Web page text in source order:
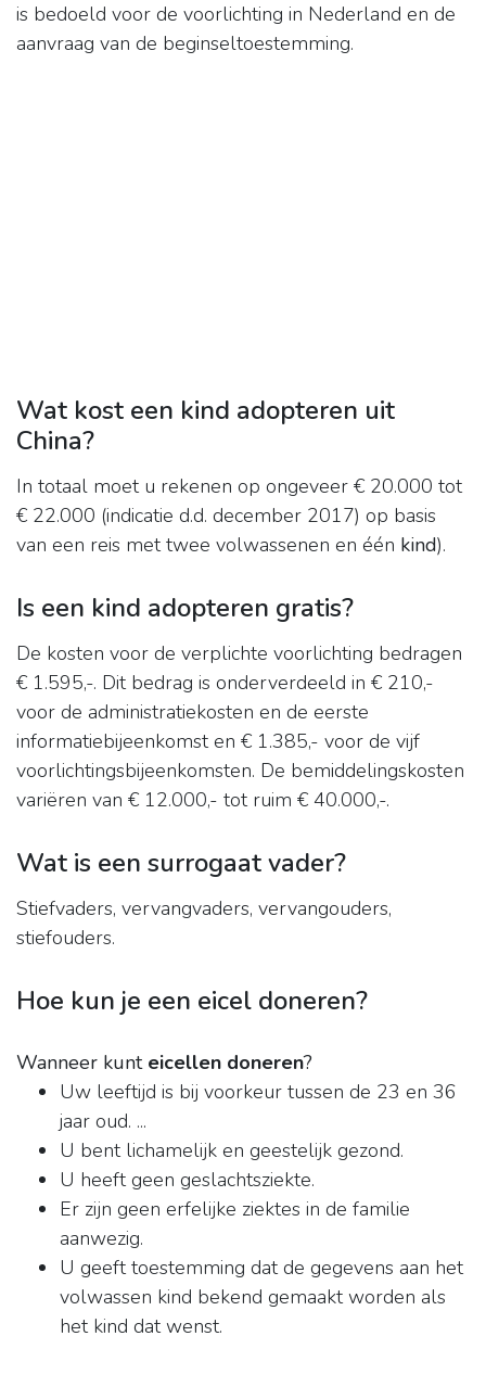
is bedoeld voor de voorlichting in Nederland en de
aanvraag van de beginseltoestemming.
Wat kost een kind adopteren uit
China?
In totaal moet u rekenen op ongeveer € 20.000 tot
€ 22.000 (indicatie d.d. december 2017) op basis
van een reis met twee volwassenen en één kind).
Is een kind adopteren gratis?
De kosten voor de verplichte voorlichting bedragen
€ 1.595,-. Dit bedrag is onderverdeeld in € 210,-
voor de administratiekosten en de eerste
informatiebijeenkomst en € 1.385,- voor de vijf
voorlichtingsbijeenkomsten. De bemiddelingskosten
variëren van € 12.000,- tot ruim € 40.000,-.
Wat is een surrogaat vader?
Stiefvaders, vervangvaders, vervangouders,
stiefouders.
Hoe kun je een eicel doneren?
Wanneer kunt eicellen doneren?
Uw leeftijd is bij voorkeur tussen de 23 en 36
jaar oud. ...
U bent lichamelijk en geestelijk gezond.
U heeft geen geslachtsziekte.
Er zijn geen erfelijke ziektes in de familie
aanwezig.
U geeft toestemming dat de gegevens aan het
volwassen kind bekend gemaakt worden als
het kind dat wenst.